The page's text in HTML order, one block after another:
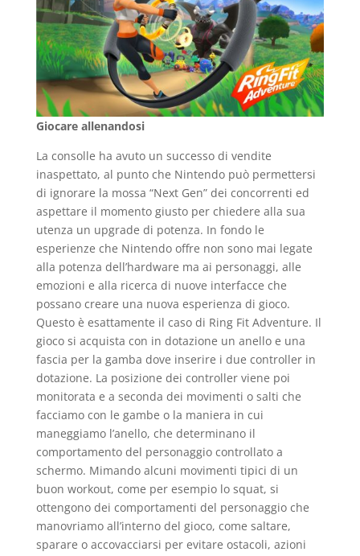
Giocare allenandosi
La consolle ha avuto un successo di vendite
inaspettato, al punto che Nintendo può permettersi
di ignorare la mossa “Next Gen” dei concorrenti ed
aspettare il momento giusto per chiedere alla sua
utenza un upgrade di potenza. In fondo le
esperienze che Nintendo offre non sono mai legate
alla potenza dell’hardware ma ai personaggi, alle
emozioni e alla ricerca di nuove interfacce che
possano creare una nuova esperienza di gioco.
Questo è esattamente il caso di Ring Fit Adventure. Il
gioco si acquista con in dotazione un anello e una
fascia per la gamba dove inserire i due controller in
dotazione. La posizione dei controller viene poi
monitorata e a seconda dei movimenti o salti che
facciamo con le gambe o la maniera in cui
maneggiamo l’anello, che determinano il
comportamento del personaggio controllato a
schermo. Mimando alcuni movimenti tipici di un
buon workout, come per esempio lo squat, si
ottengono dei comportamenti del personaggio che
manovriamo all’interno del gioco, come saltare,
sparare o accovacciarsi per evitare ostacoli, azioni